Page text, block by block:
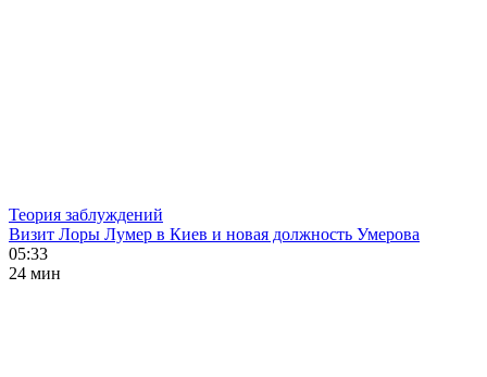
Теория заблуждений
Визит Лоры Лумер в Киев и новая должность Умерова
05:33
24 мин